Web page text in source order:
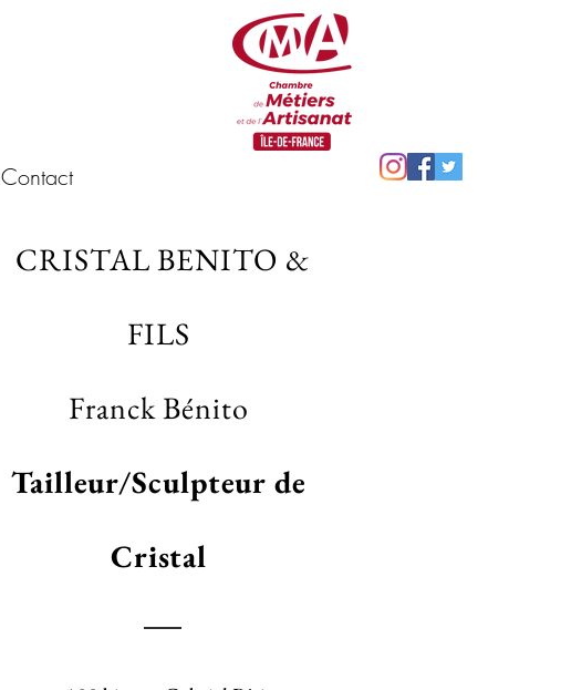
Contact
CRISTAL BENITO &
FILS
Franck Bénito
Tailleur/Sculpteur de
Cristal